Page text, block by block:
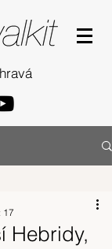
Hebridy,
17